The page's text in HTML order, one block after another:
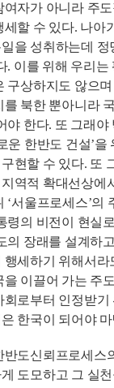
여자가 아니라 주
할 수 있다. 나아
을 성취하는데 정
. 이를 위해 우리는
구상하지도 않으며
를 북한 뿐아니라
야 한다. 또 그래야
운 한반도 건설’을
현할 수 있다. 또
역적 확대선상에
‘서울프로세스’의
령의 비전이 현실
의 장래를 설계하
세하기 위해서라
을 이끌어 가는 주
회로부터 인정받기
한국이 되어야
반도신뢰프로세스
도모하고 그 실천